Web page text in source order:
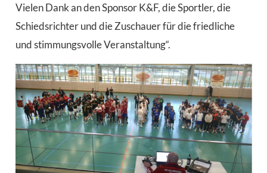
Vielen Dank an den Sponsor K&F, die Sportler, die
Schiedsrichter und die Zuschauer für die friedliche
und stimmungsvolle Veranstaltung“.